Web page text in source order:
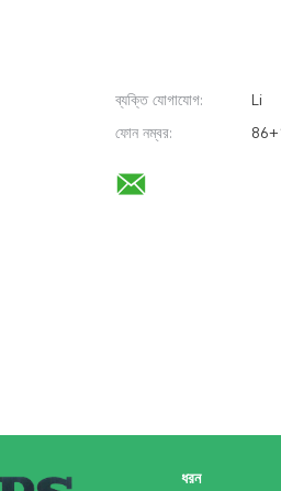
ব্যক্তি যোগাযোগ: Li
ফোন নম্বর:
ধরন